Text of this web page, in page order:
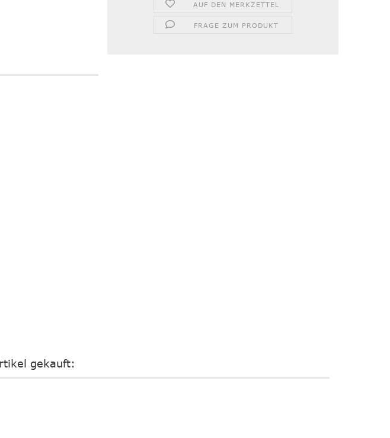
AUF DEN MERKZETTEL
FRAGE ZUM PRODUKT
gekauft: